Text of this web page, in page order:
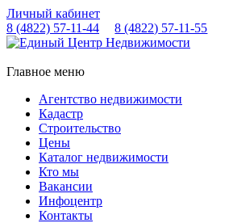
Личный кабинет
8 (4822) 57-11-44 8 (4822) 57-11-55
Главное меню
Агентство недвижимости
Кадастр
Строительство
Цены
Каталог недвижимости
Кто мы
Вакансии
Инфоцентр
Контакты